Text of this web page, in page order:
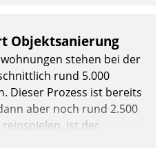
Objektsanierung
stehen bei der
rund 5.000
Dieser Prozess ist bereits
aber noch rund 2.500
ist der
immens. Im